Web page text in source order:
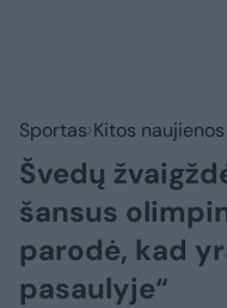
Sportas Kitos naujienos
Švedų
šansus
parodė, kad
pasaulyje“